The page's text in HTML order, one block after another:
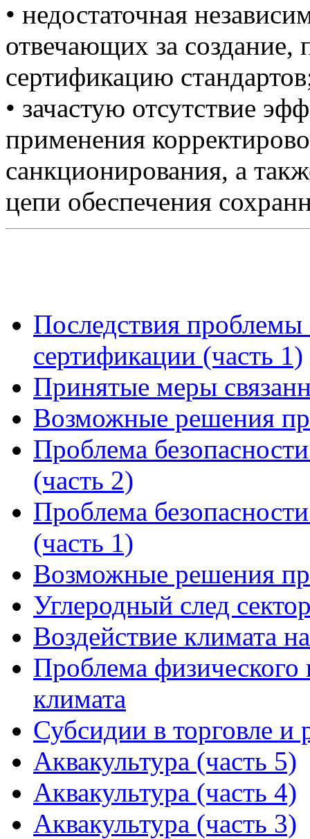
• недостаточная
отвечающих за создание,
сертификацию
• зачастую отсутствие
применения
санкционирования, а
цепи обеспечения
Последствия проблемы
сертификации (часть 1)
Принятые меры
Возможные решения
Проблема
(часть 2)
Проблема
(часть 1)
Возможные решения
Углеродный след
Воздействие климата
Проблема физического
климата
Субсидии в торговле и
Аквакультура (часть 5)
Аквакультура (часть 4)
Аквакультура (часть 3)